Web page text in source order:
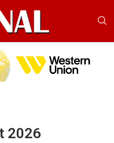
2026